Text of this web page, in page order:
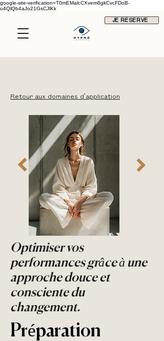
google-site-verification=T0mEMalcCXvem8gkCvcFDoB-
o4QlQb4aJo21GsCJlKk
JE RESERVE
Retour aux domaines d'application
Optimiser vos
performances grâce à une
approche douce et
consciente du
changement.
Préparation